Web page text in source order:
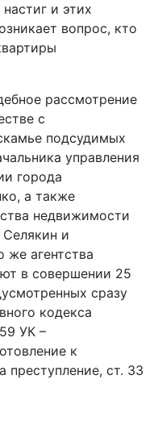
и этих
вопрос, кто
рассмотрение
с
подсудимых
управления
города
а также
недвижимости
и
же агентства
в совершении 25
сразу
кодекса
УК –
к
преступление, ст. 33